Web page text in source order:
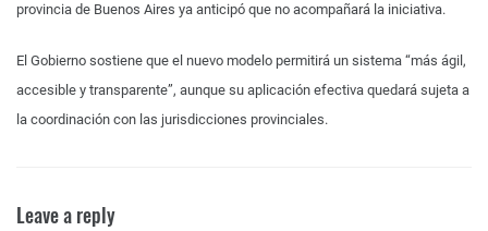
provincia de Buenos Aires ya anticipó que no acompañará la iniciativa.
El Gobierno sostiene que el nuevo modelo permitirá un sistema “más ágil,
accesible y transparente”, aunque su aplicación efectiva quedará sujeta a
la coordinación con las jurisdicciones provinciales.
Leave a reply